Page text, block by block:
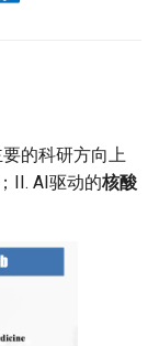
的科研方向上
；II. AI驱动的核酸